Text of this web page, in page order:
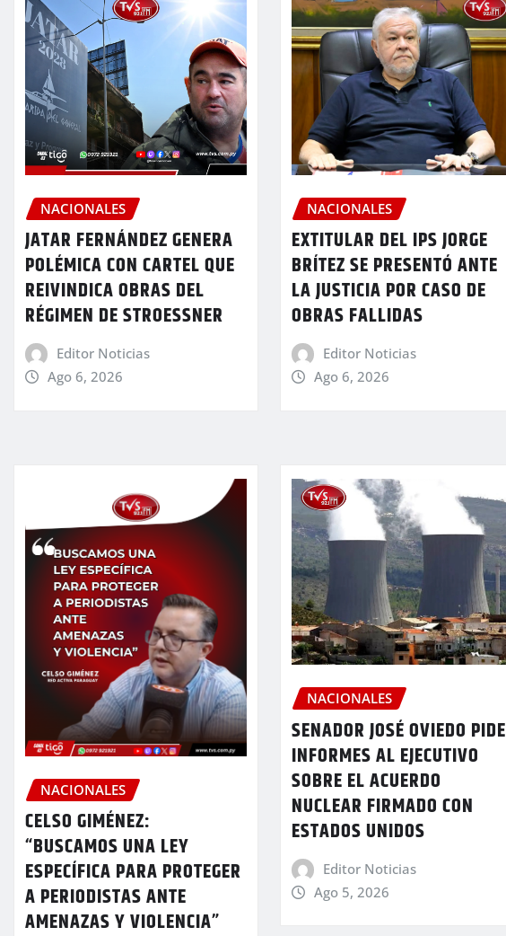
NACIONALES
JATAR FERNÁNDEZ GENERA
POLÉMICA CON CARTEL QUE
REIVINDICA OBRAS DEL
RÉGIMEN DE STROESSNER
Editor Noticias
Ago 6, 2026
NACIONALES
EXTITULAR DEL IPS JORGE
BRÍTEZ SE PRESENTÓ ANTE
LA JUSTICIA POR CASO DE
OBRAS FALLIDAS
Editor Noticias
Ago 6, 2026
NACIONALES
CELSO GIMÉNEZ:
“BUSCAMOS UNA LEY
ESPECÍFICA PARA PROTEGER
A PERIODISTAS ANTE
AMENAZAS Y VIOLENCIA”
NACIONALES
SENADOR JOSÉ OVIEDO PIDE
INFORMES AL EJECUTIVO
SOBRE EL ACUERDO
NUCLEAR FIRMADO CON
ESTADOS UNIDOS
Editor Noticias
Ago 5, 2026